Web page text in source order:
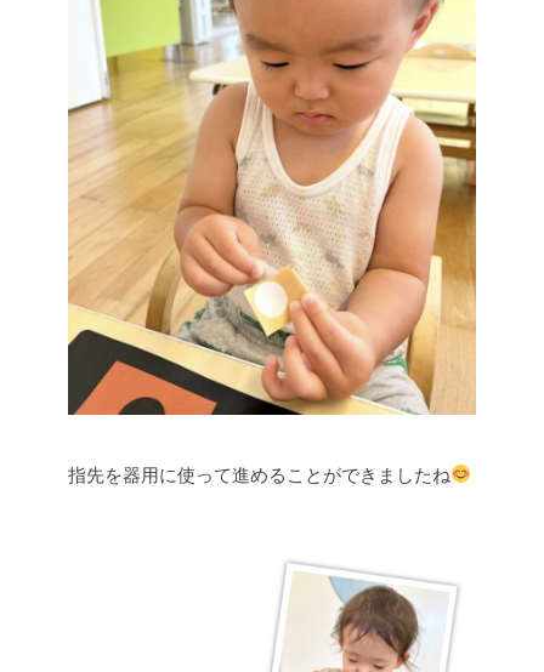
指先を器用に使って進めることができましたね